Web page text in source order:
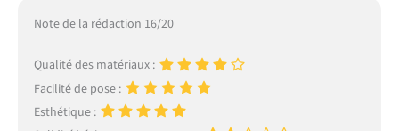
Note de la rédaction 16/20
Qualité des matériaux :
Facilité de pose :
Esthétique :